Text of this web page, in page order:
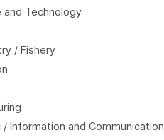
and Technology
/ Fishery
Information and Communication